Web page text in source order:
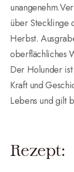
über Stecklinge
Herbst.
oberflächliches
Der Holunder ist
Kraft und
Lebens und gilt
Rezept: